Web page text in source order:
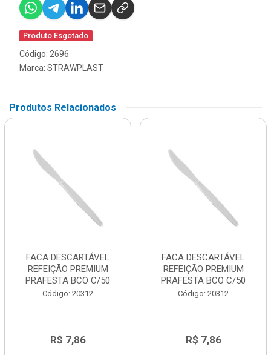
Produto Esgotado
Código: 2696
Marca: STRAWPLAST
Produtos Relacionados
FACA DESCARTÁVEL
REFEIÇÃO PREMIUM
PRAFESTA BCO C/50
Código: 20312
R$ 7,86
FACA DESCARTÁVEL
REFEIÇÃO PREMIUM
PRAFESTA BCO C/50
Código: 20312
R$ 7,86